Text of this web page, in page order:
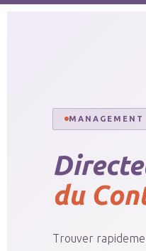
du
Trouver